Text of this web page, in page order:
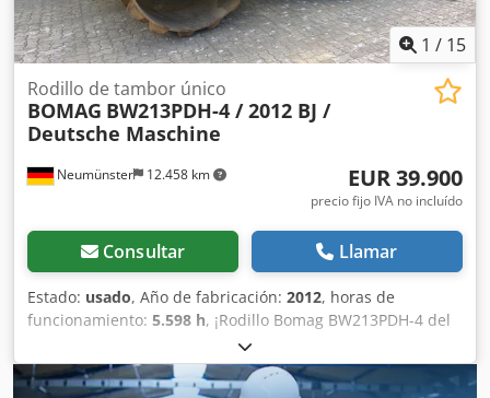
1 / 15
Neumünster 12.458 km
Rodillo de tambor único
BOMAG BW213PDH-4 / 2012 BJ /
Deutsche Maschine
EUR 39.900
precio fijo IVA no incluído
Consultar Llamar
Estado: usado, Año de fabricación: 2012, horas de
funcionamiento: 5.598 h, ¡Rodillo Bomag BW213PDH-4 del
año 2012 con solo 5.598 horas de trabajo! ----* Fabricante:
Bomag * Modelo: BW213PDH-4 * Año: 2012 * Horas de uso
registradas: aprox. 5.598 * Peso operativo: 13.100 KG * Aire